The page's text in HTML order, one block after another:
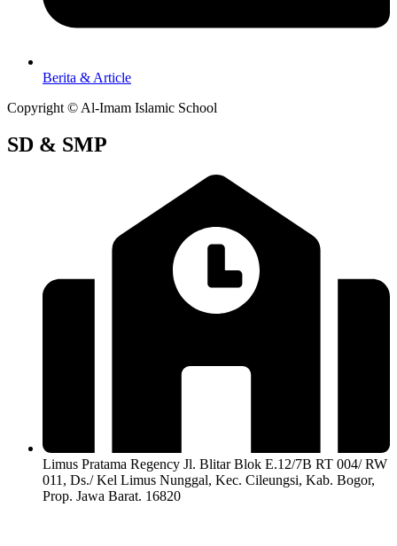
Berita & Article
Copyright © Al-Imam Islamic School
SD & SMP
Limus Pratama Regency Jl. Blitar Blok E.12/7B RT 004/ RW
011, Ds./ Kel Limus Nunggal, Kec. Cileungsi, Kab. Bogor,
Prop. Jawa Barat. 16820